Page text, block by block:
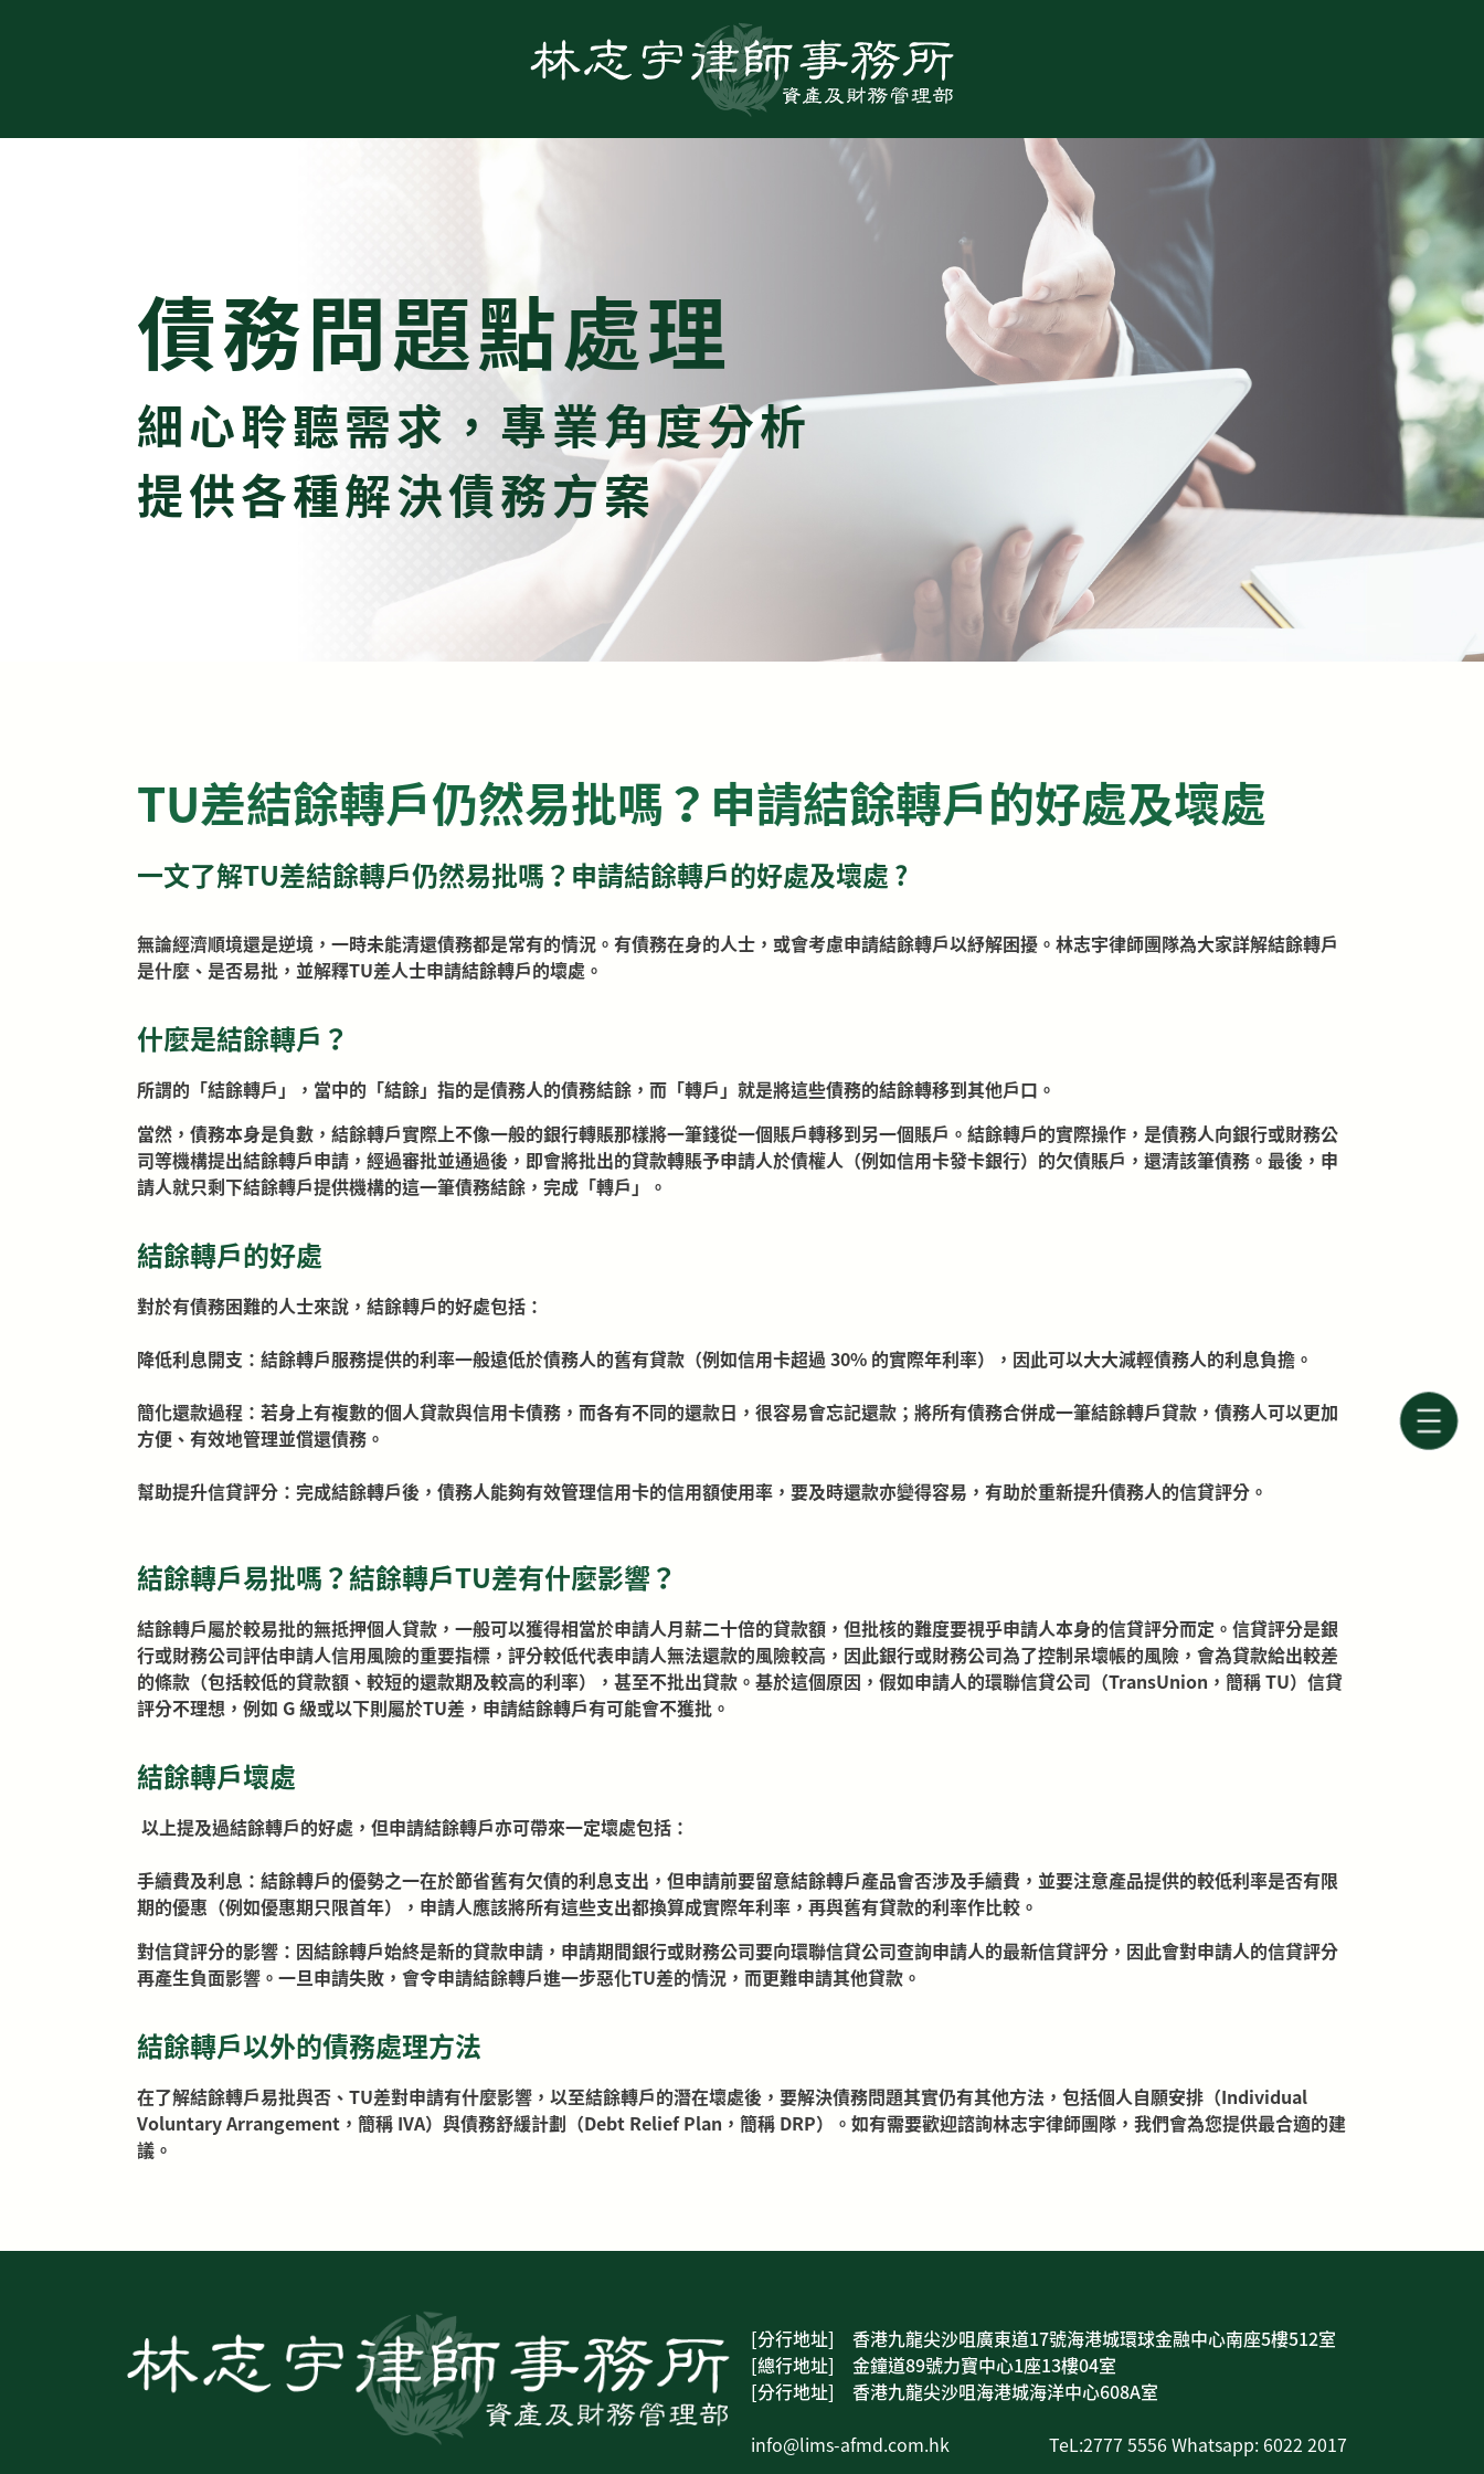
債務問題點處理
細心聆聽需求，專業角度分析
提供各種解決債務方案
TU差結餘轉戶仍然易批嗎？申請結餘轉戶的好處及壞處
一文了解TU差結餘轉戶仍然易批嗎？申請結餘轉戶的好處及壞處 ?
無論經濟順境還是逆境，一時未能清還債務都是常有的情況。有債務在身的人士，或會考慮申請結餘轉戶以紓解困擾。林志宇律師團隊為大家詳解結餘轉戶
是什麼、是否易批，並解釋TU差人士申請結餘轉戶的壞處。
什麼是結餘轉戶？
所謂的「結餘轉戶」，當中的「結餘」指的是債務人的債務結餘，而「轉戶」就是將這些債務的結餘轉移到其他戶口。
當然，債務本身是負數，結餘轉戶實際上不像一般的銀行轉賬那樣將一筆錢從一個賬戶轉移到另一個賬戶。結餘轉戶的實際操作，是債務人向銀行或財務公
司等機構提出結餘轉戶申請，經過審批並通過後，即會將批出的貸款轉賬予申請人於債權人（例如信用卡發卡銀行）的欠債賬戶，還清該筆債務。最後，申
請人就只剩下結餘轉戶提供機構的這一筆債務結餘，完成「轉戶」。
結餘轉戶的好處
對於有債務困難的人士來說，結餘轉戶的好處包括：
降低利息開支：結餘轉戶服務提供的利率一般遠低於債務人的舊有貸款（例如信用卡超過 30% 的實際年利率），因此可以大大減輕債務人的利息負擔。
簡化還款過程：若身上有複數的個人貸款與信用卡債務，而各有不同的還款日，很容易會忘記還款；將所有債務合併成一筆結餘轉戶貸款，債務人可以更加
方便、有效地管理並償還債務。
幫助提升信貸評分：完成結餘轉戶後，債務人能夠有效管理信用卡的信用額使用率，要及時還款亦變得容易，有助於重新提升債務人的信貸評分。
結餘轉戶易批嗎？結餘轉戶TU差有什麼影響？
結餘轉戶屬於較易批的無抵押個人貸款，一般可以獲得相當於申請人月薪二十倍的貸款額，但批核的難度要視乎申請人本身的信貸評分而定。信貸評分是銀
行或財務公司評估申請人信用風險的重要指標，評分較低代表申請人無法還款的風險較高，因此銀行或財務公司為了控制呆壞帳的風險，會為貸款給出較差
的條款（包括較低的貸款額、較短的還款期及較高的利率），甚至不批出貸款。基於這個原因，假如申請人的環聯信貸公司（TransUnion，簡稱 TU）信貸
評分不理想，例如 G 級或以下則屬於TU差，申請結餘轉戶有可能會不獲批。
結餘轉戶壞處
以上提及過結餘轉戶的好處，但申請結餘轉戶亦可帶來一定壞處包括：
手續費及利息：結餘轉戶的優勢之一在於節省舊有欠債的利息支出，但申請前要留意結餘轉戶產品會否涉及手續費，並要注意產品提供的較低利率是否有限
期的優惠（例如優惠期只限首年），申請人應該將所有這些支出都換算成實際年利率，再與舊有貸款的利率作比較。
對信貸評分的影響：因結餘轉戶始終是新的貸款申請，申請期間銀行或財務公司要向環聯信貸公司查詢申請人的最新信貸評分，因此會對申請人的信貸評分
再產生負面影響。一旦申請失敗，會令申請結餘轉戶進一步惡化TU差的情況，而更難申請其他貸款。
結餘轉戶以外的債務處理方法
在了解結餘轉戶易批與否、TU差對申請有什麼影響，以至結餘轉戶的潛在壞處後，要解決債務問題其實仍有其他方法，包括個人自願安排（Individual
Voluntary Arrangement，簡稱 IVA）與債務舒緩計劃（Debt Relief Plan，簡稱 DRP）。如有需要歡迎諮詢林志宇律師團隊，我們會為您提供最合適的建
議。
[分行地址] 香港九龍尖沙咀廣東道17號海港城環球金融中心南座5樓512室
[總行地址] 金鐘道89號力寶中心1座13樓04室
[分行地址] 香港九龍尖沙咀海港城海洋中心608A室
info@lims-afmd.com.hk
TeL:2777 5556 Whatsapp: 6022 2017